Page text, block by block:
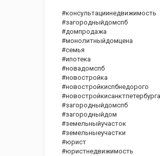
#консультациинедвижимость
#загородныйдомспб
#домпродажа
#монолитныйдомцена
#семья
#ипотека
#новадомспб
#новостройка
#новостройкиспбнедорого
#новостройкисанктпетербурга
#загородныйдомспб
#загородныйдом
#земельныйучасток
#земельныеучастки
#юрист
#юристнедвижимость